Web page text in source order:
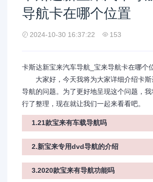
导航卡在哪个位置
2024-10-30 16:37:22 153
卡斯达新宝来汽车导航_宝来导航卡在哪个
大家好，今天我将为大家详细介绍卡斯
导航的问题。为了更好地呈现这个问题，
行了整理，现在就让我们一起来看看吧。
1.21款宝来有车载导航吗
2.新宝来专用dvd导航的介绍
3.2020款宝来有导航功能吗